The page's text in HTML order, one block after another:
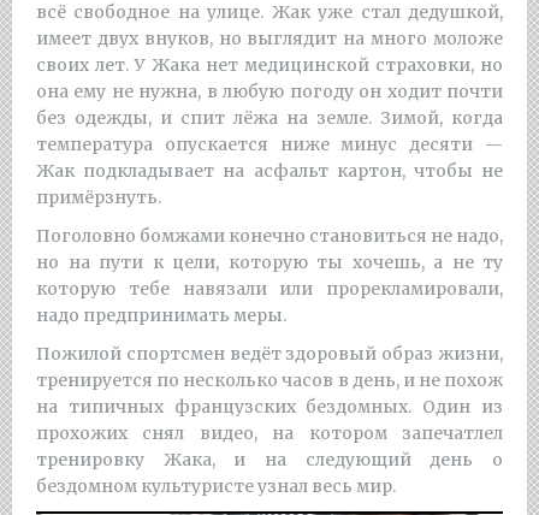
всё свободное на улице. Жак уже стал дедушкой,
имеет двух внуков, но выглядит на много моложе
своих лет. У Жака нет медицинской страховки, но
она ему не нужна, в любую погоду он ходит почти
без одежды, и спит лёжа на земле. Зимой, когда
температура опускается ниже минус десяти —
Жак подкладывает на асфальт картон, чтобы не
примёрзнуть.
Поголовно бомжами конечно становиться не надо,
но на пути к цели, которую ты хочешь, а не ту
которую тебе навязали или прорекламировали,
надо предпринимать меры.
Пожилой спортсмен ведёт здоровый образ жизни,
тренируется по несколько часов в день, и не похож
на типичных французских бездомных. Один из
прохожих снял видео, на котором запечатлел
тренировку Жака, и на следующий день о
бездомном культуристе узнал весь мир.